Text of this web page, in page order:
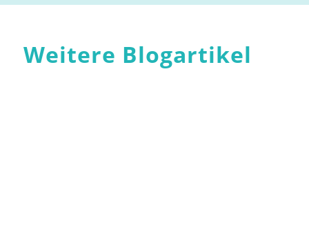
Weitere Blogartikel